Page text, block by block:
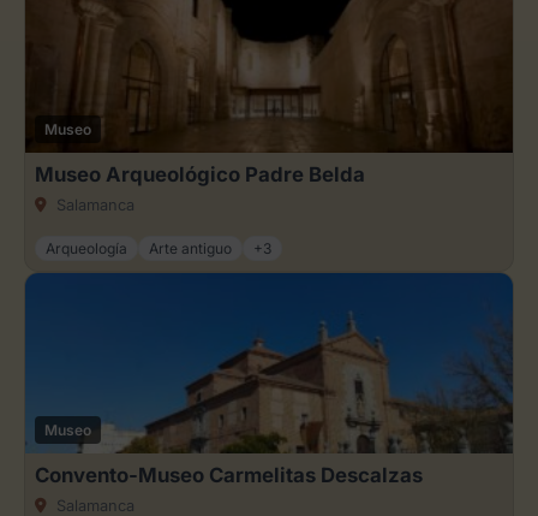
Museo
Museo Arqueológico Padre Belda
Salamanca
Arqueología Arte antiguo +3
Museo
Convento-Museo Carmelitas Descalzas
Salamanca